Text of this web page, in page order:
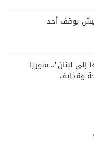
يوقف أحد
لبنان".. سوريا
وقذائف